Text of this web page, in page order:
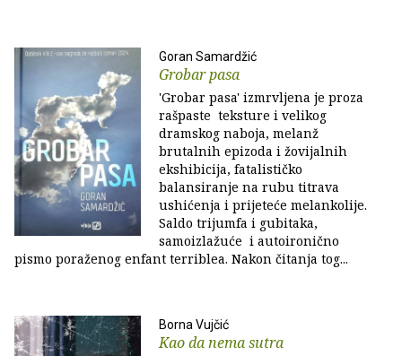
Goran Samardžić
Grobar pasa
'Grobar pasa' izmrvljena je proza
rašpaste teksture i velikog
dramskog naboja, melanž
brutalnih epizoda i žovijalnih
ekshibicija, fatalističko
balansiranje na rubu titrava
ushićenja i prijeteće melankolije.
Saldo trijumfa i gubitaka,
samoizlažuće i autoironično
pismo poraženog enfant terriblea. Nakon čitanja tog...
Borna Vujčić
Kao da nema sutra